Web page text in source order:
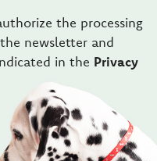
the processing
newsletter and
in the Privacy